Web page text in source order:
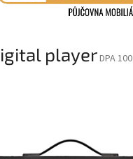
playerDPA 100